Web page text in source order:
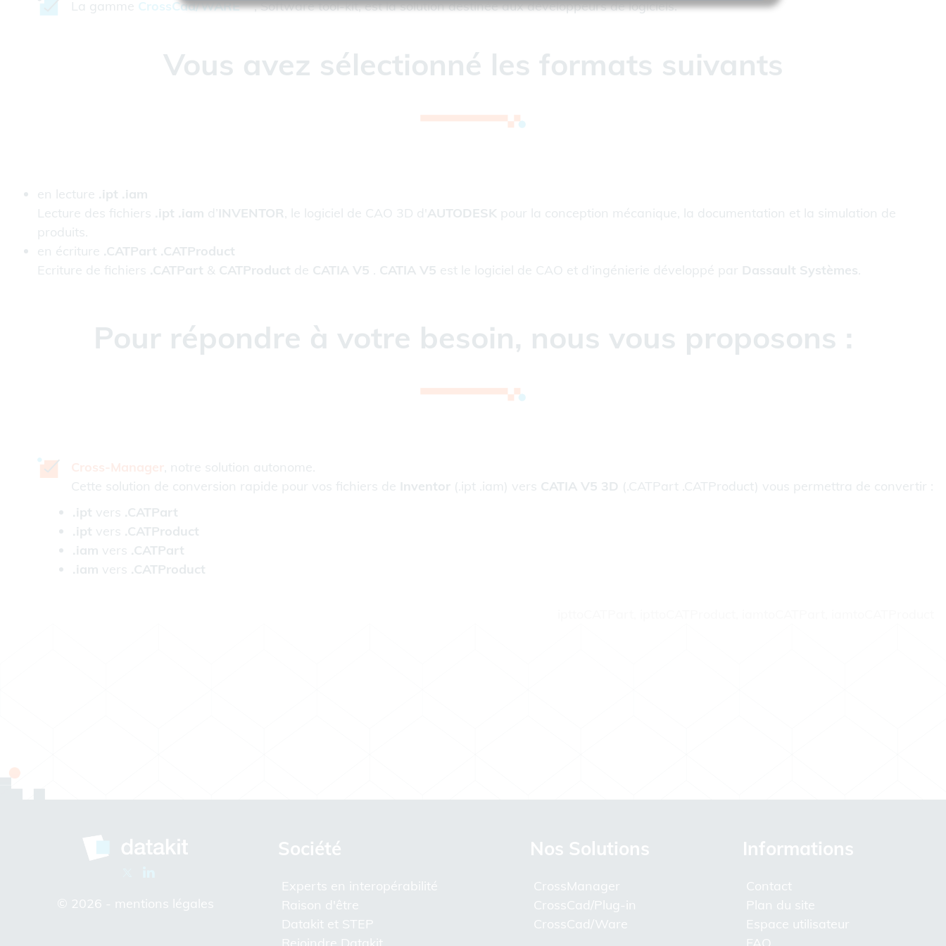
La gamme CrossCad/WARE , Software tool-kit, est la solution destinée aux développeurs de logiciels.
Vous avez sélectionné les formats suivants
en lecture .ipt .iam
Lecture des fichiers .ipt .iam d’INVENTOR, le logiciel de CAO 3D d' AUTODESK pour la conception mécanique, la documentation et la simulation de
produits.
en écriture .CATPart .CATProduct
Ecriture de fichiers .CATPart & CATProduct de CATIA V5 . CATIA V5 est le logiciel de CAO et d’ingénierie développé par Dassault Systèmes.
Pour répondre à votre besoin, nous vous proposons :
, notre solution autonome.
Cette solution de conversion rapide pour vos fichiers de Inventor (.ipt .iam) vers CATIA V5 3D (.CATPart .CATProduct) vous permettra de convertir :
.ipt vers .CATPart
.ipt vers .CATProduct
.iam vers .CATPart
.iam vers .CATProduct
© 2026 - mentions légales
Société
Experts en interopérabilité
Raison d'être
Datakit et STEP
Rejoindre Datakit
Nos Solutions
CrossManager
CrossCad/Plug-in
CrossCad/Ware
Informations
Contact
Plan du site
Espace utilisateur
FAQ